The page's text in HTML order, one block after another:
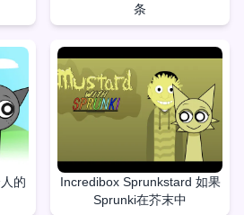
条
的
Incredibox Sprunkstard 如果
Sprunki在芥末中